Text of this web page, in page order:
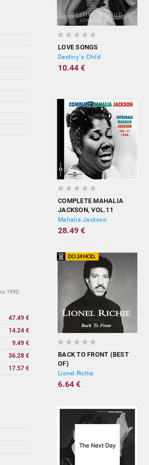
1990.
47.49 €
14.24 €
9.49 €
36.28 €
17.57 €
LOVE SONGS
Destiny´s Child
10.44 €
COMPLETE MAHALIA
JACKSON, VOL.11
Mahalia Jackson
28.49 €
BACK TO FRONT (BEST
OF)
Lionel Richie
6.64 €